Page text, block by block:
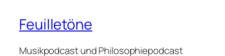
Feuilletöne
Musikpodcast und Philosophiepodcast